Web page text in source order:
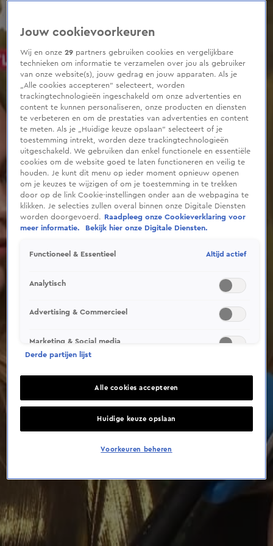
seconds
3
24
seconds
Jouw cookievoorkeuren
Wij en onze29 partners gebruiken cookies en vergelijkbare
technieken om informatie te verzamelen over jou als gebruiker
van onze website(s), jouw gedrag en jouw apparaten. Als je
„Alle cookies accepteren” selecteert, worden
trackingtechnologieën ingeschakeld om onze advertenties en
content te kunnen personaliseren, onze producten en diensten
te verbeteren en om de prestaties van advertenties en content
te meten. Als je „Huidige keuze opslaan” selecteert of je
toestemming intrekt, worden deze trackingtechnologieën
uitgeschakeld. We gebruiken dan enkel functionele en essentiële
cookies om de website goed te laten functioneren en veilig te
houden. Je kunt dit menu op ieder moment opnieuw openen
om je keuzes te wijzigen of om je toestemming in te trekken
door op de link Cookie-instellingen onder aan de webpagina te
klikken. Je selecties zullen overal binnen onze Digitale Diensten
worden doorgevoerd.
Raadpleeg onze Cookieverklaring voor
meer informatie.
Bekijk hier onze Digitale Diensten.
Functioneel & Essentieel Altijd actief
Analytisch
Advertising & Commercieel
Marketing & Social media
Derde partijen lijst
Alle cookies accepteren
Huidige keuze opslaan
Voorkeuren beheren